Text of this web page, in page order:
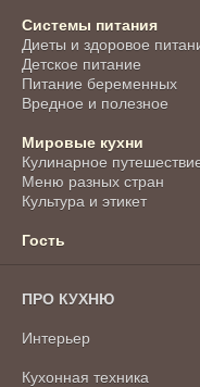
Системы питания
Диеты и здоровое
Детское питание
Питание беременных
Вредное и полезное
Мировые кухни
Кулинарное
Меню разных стран
Культура и этикет
Гость
ПРО КУХНЮ
Интерьер
Кухонная техника